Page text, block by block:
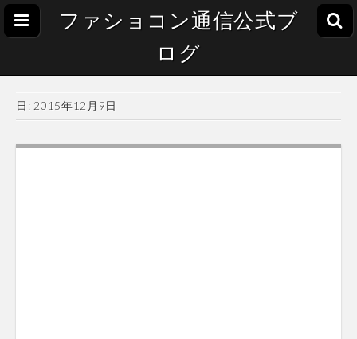
ファショコン通信公式ブ
ログ
日: 2015年12月9日